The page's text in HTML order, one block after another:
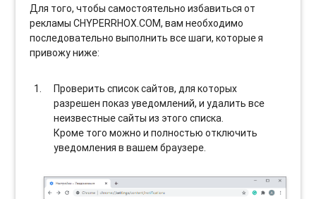
Для того, чтобы самостоятельно избавиться от
рекламы CHYPERRHOX.COM, вам необходимо
последовательно выполнить все шаги, которые я
привожу ниже:
Проверить список сайтов, для которых
разрешен показ уведомлений, и удалить все
неизвестные сайты из этого списка.
Кроме того можно и полностью отключить
уведомления в вашем браузере.